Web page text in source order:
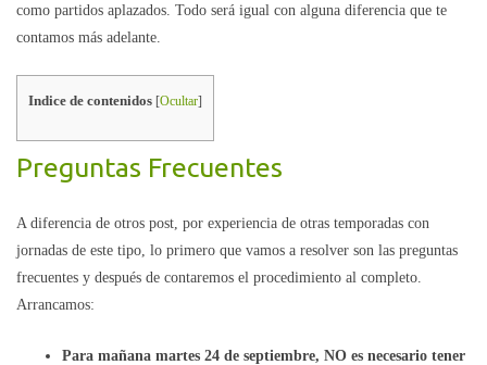
como partidos aplazados. Todo será igual con alguna diferencia que te
contamos más adelante.
Indice de contenidos [Ocultar]
Preguntas Frecuentes
A diferencia de otros post, por experiencia de otras temporadas con
jornadas de este tipo, lo primero que vamos a resolver son las preguntas
frecuentes y después de contaremos el procedimiento al completo.
Arrancamos:
Para mañana martes 24 de septiembre, NO es necesario tener